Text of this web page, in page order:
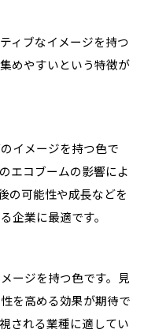
ィブなイメージを持つ
めやすいという特徴が
イメージを持つ色で
エコブームの影響によ
の可能性や成長などを
企業に最適です。
ージを持つ色です。見
を高める効果が期待で
される業種に適してい